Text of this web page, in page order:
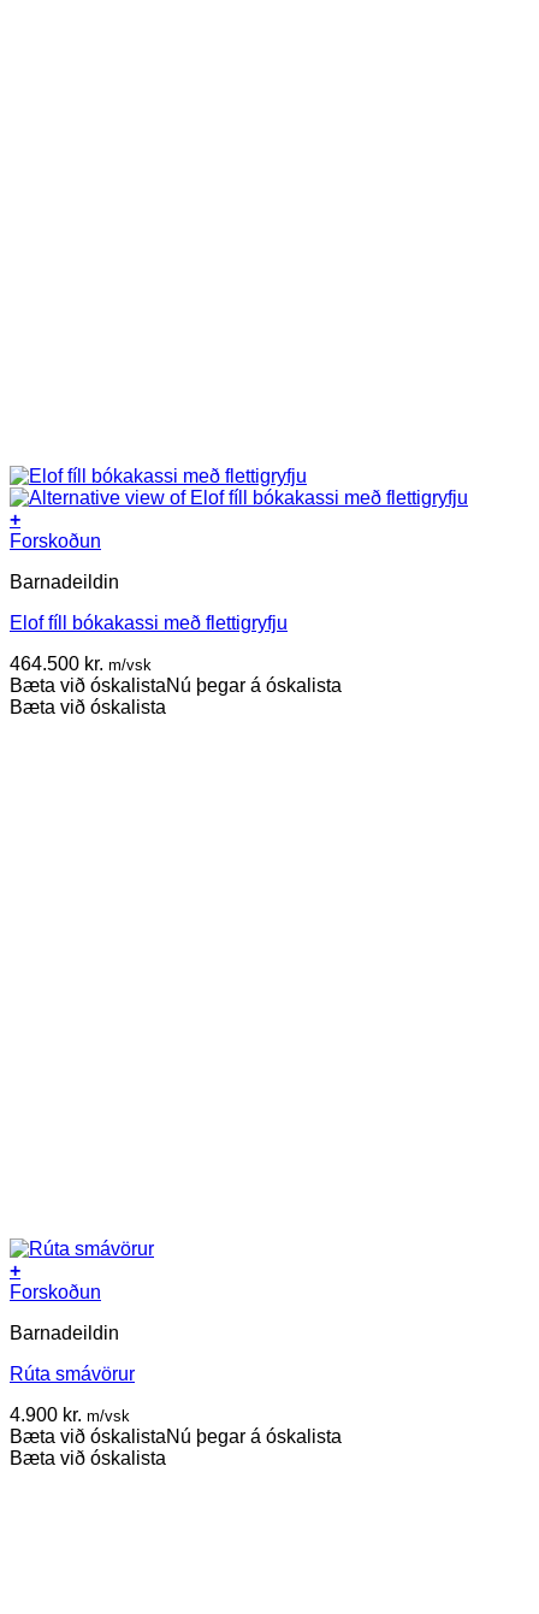
+
Forskoðun
Barnadeildin
Elof fíll bókakassi með flettigryfju
464.500 kr. m/vsk
Bæta við óskalistaNú þegar á óskalista
Bæta við óskalista
+
Forskoðun
Barnadeildin
Rúta smávörur
4.900 kr. m/vsk
Bæta við óskalistaNú þegar á óskalista
Bæta við óskalista